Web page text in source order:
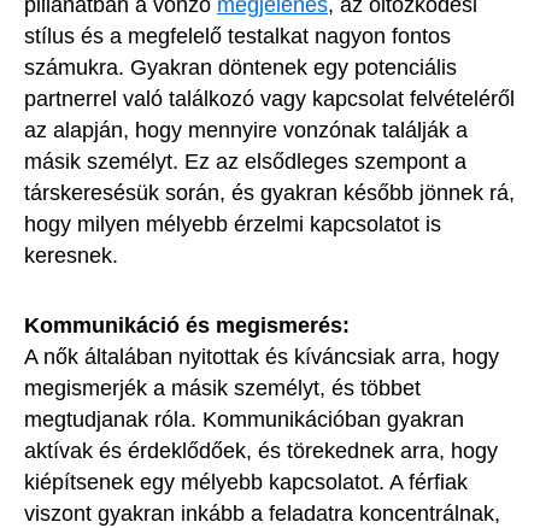
pillanatban a vonzó megjelenés, az öltözködési
stílus és a megfelelő testalkat nagyon fontos
számukra. Gyakran döntenek egy potenciális
partnerrel való találkozó vagy kapcsolat felvételéről
az alapján, hogy mennyire vonzónak találják a
másik személyt. Ez az elsődleges szempont a
társkeresésük során, és gyakran később jönnek rá,
hogy milyen mélyebb érzelmi kapcsolatot is
keresnek.
Kommunikáció és megismerés:
A nők általában nyitottak és kíváncsiak arra, hogy
megismerjék a másik személyt, és többet
megtudjanak róla. Kommunikációban gyakran
aktívak és érdeklődőek, és törekednek arra, hogy
kiépítsenek egy mélyebb kapcsolatot. A férfiak
viszont gyakran inkább a feladatra koncentrálnak,